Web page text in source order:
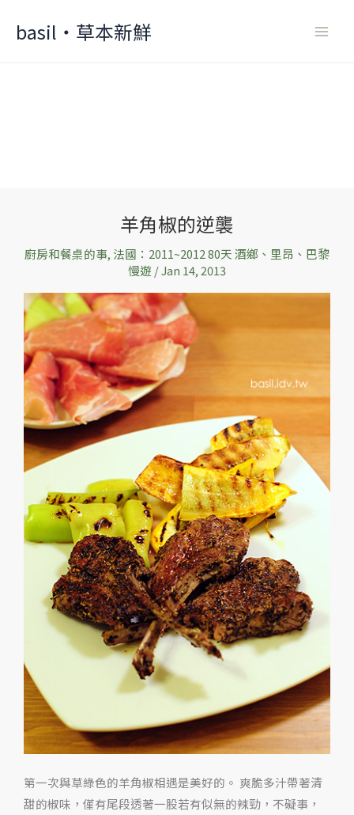
basil‧草本新鮮
羊角椒的逆襲
廚房和餐桌的事, 法國：2011~2012 80天 酒鄉、里昂、巴黎
慢遊 /Jan 14, 2013
第一次與草綠色的羊角椒相遇是美好的。 爽脆多汁帶著清
甜的椒味，僅有尾段透著一股若有似無的辣勁，不礙事，
椒
逆
襲